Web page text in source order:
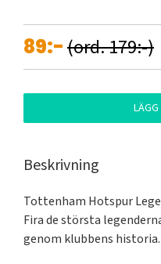
89:-(ord. 179:-)
Beskrivning
Tottenham Hotspur
Fira de största
genom klubbens historia.